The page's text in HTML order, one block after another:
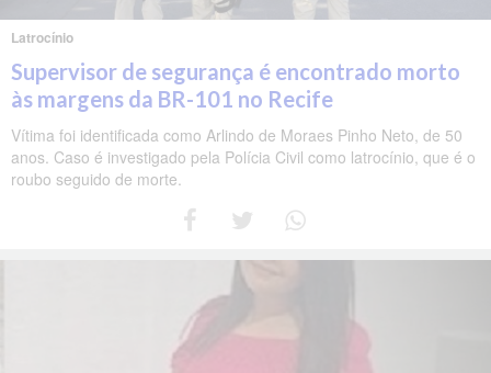
Latrocínio
Supervisor de segurança é encontrado morto
às margens da BR-101 no Recife
Vítima foi identificada como Arlindo de Moraes Pinho Neto, de 50
anos. Caso é investigado pela Polícia Civil como latrocínio, que é o
roubo seguido de morte.